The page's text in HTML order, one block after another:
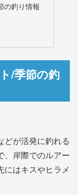
の釣り情報
/季節の釣
どが活発に釣れる
、岸際でのルアー
にはキスやヒラメ